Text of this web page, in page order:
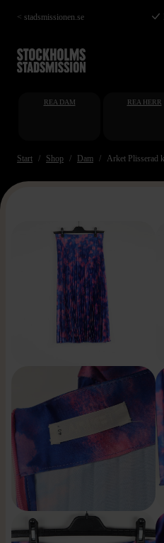
Hoppa
till
huvudinnehåll
< stadsmissionen.se
REA DAM REA HERR
Start Shop Dam Arket Plisserad